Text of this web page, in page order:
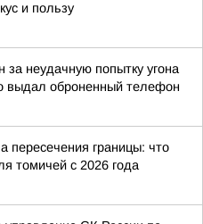
и пользу
за неудачную попытку угона
выдал оброненный телефон
пересечения границы: что
томичей с 2026 года